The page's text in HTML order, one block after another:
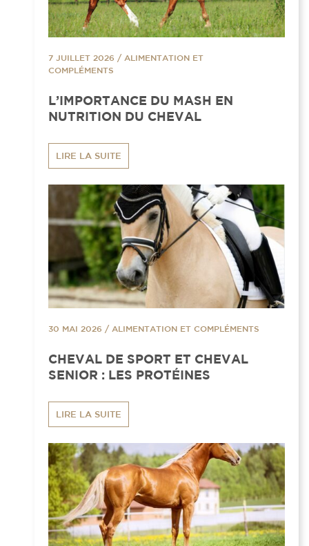
7 JUILLET 2026 / ALIMENTATION ET
COMPLÉMENTS
L’IMPORTANCE DU MASH EN
NUTRITION DU CHEVAL
LIRE LA SUITE
30 MAI 2026 / ALIMENTATION ET COMPLÉMENTS
CHEVAL DE SPORT ET CHEVAL
SENIOR : LES PROTÉINES
LIRE LA SUITE